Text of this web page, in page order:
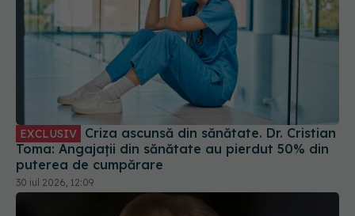
EXCLUSIV
Toma: Angajații din sănătate au pierdut 50% din
puterea de cumpărare
30 iul 2026, 12:09